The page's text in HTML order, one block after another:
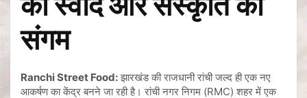
संगम
Ranchi Street Food:झारखंड की राजधानी रांची जल्द ही एक नए
आकर्षण का केंद्र बनने जा रही है। रांची नगर निगम (RMC) शहर में एक